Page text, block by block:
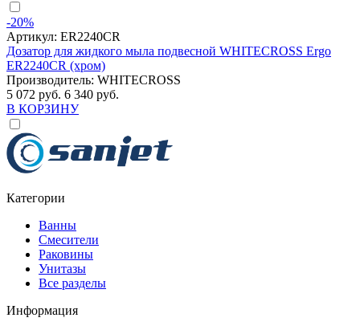
-20%
Артикул: ER2240CR
Дозатор для жидкого мыла подвесной WHITECROSS Ergo
ER2240CR (хром)
Производитель: WHITECROSS
5 072 руб. 6 340 руб.
В КОРЗИНУ
Категории
Ванны
Смесители
Раковины
Унитазы
Все разделы
Информация